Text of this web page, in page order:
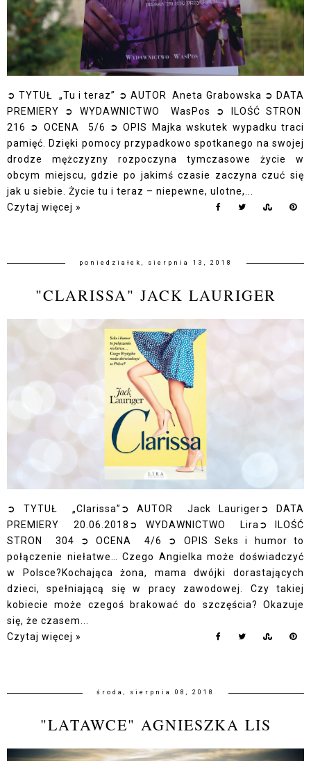
➲ TYTUŁ „Tu i teraz” ➲ AUTOR Aneta Grabowska ➲ DATA
PREMIERY ➲ WYDAWNICTWO WasPos ➲ ILOŚĆ STRON
216 ➲ OCENA 5/6 ➲ OPIS Majka wskutek wypadku traci
pamięć. Dzięki pomocy przypadkowo spotkanego na swojej
drodze mężczyzny rozpoczyna tymczasowe życie w
obcym miejscu, gdzie po jakimś czasie zaczyna czuć się
jak u siebie. Życie tu i teraz – niepewne, ulotne,...
Czytaj więcej »
poniedziałek, sierpnia 13, 2018
"CLARISSA" JACK LAURIGER
➲ TYTUŁ „Clarissa”➲ AUTOR Jack Lauriger➲ DATA
PREMIERY 20.06.2018➲ WYDAWNICTWO Lira➲ ILOŚĆ
STRON 304 ➲ OCENA 4/6 ➲ OPIS Seks i humor to
połączenie niełatwe… Czego Angielka może doświadczyć
w Polsce?Kochająca żona, mama dwójki dorastających
dzieci, spełniającą się w pracy zawodowej. Czy takiej
kobiecie może czegoś brakować do szczęścia? Okazuje
się, że czasem...
Czytaj więcej »
środa, sierpnia 08, 2018
"LATAWCE" AGNIESZKA LIS